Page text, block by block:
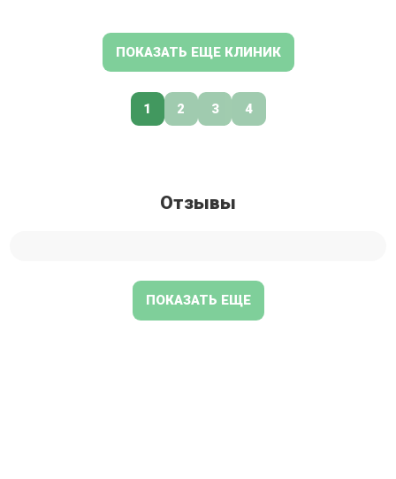
ПОКАЗАТЬ ЕЩЕ КЛИНИК
1 2 3 4
Отзывы
ПОКАЗАТЬ ЕЩЕ